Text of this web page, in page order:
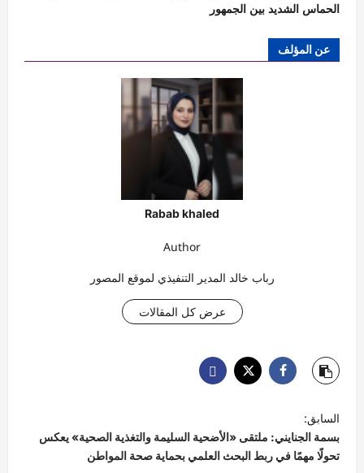
الحماس الشديد بين الجمهور
عن المؤلف
Rabab khaled
Author
رباب خالد المدير التنفيذي لموقع المصور
عرض كل المقالات
ت
ص
فّ
السابق:
بسمة الجنايني: ملتقى «الأضحية السليمة والتغذية الصحية» يعكس
تحولًا مهمًا في ربط البحث العلمي بحماية صحة المواطن